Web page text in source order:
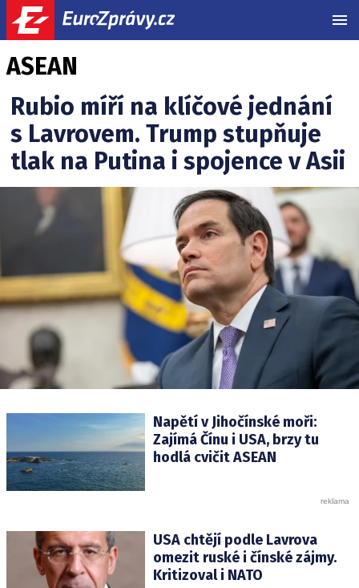
ASEAN
Rubio míří na klíčové jednání
s Lavrovem. Trump stupňuje
tlak na Putina i spojence v Asii
Napětí v Jihočínské moři:
Zajímá Čínu i USA, brzy tu
hodlá cvičit ASEAN
USA chtějí podle Lavrova
omezit ruské i čínské zájmy.
Kritizoval i NATO